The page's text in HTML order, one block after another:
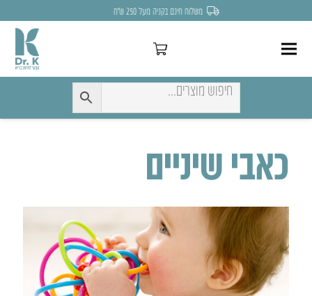
משלוח חינם בקניה מעל 250 ש״ח
כאבי שיניים